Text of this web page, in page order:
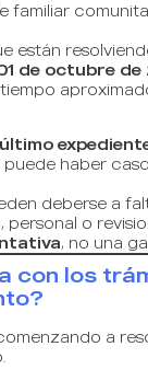
familiar
están
de octubre de
último
puede haber
deberse a
o
, no una
con los
a